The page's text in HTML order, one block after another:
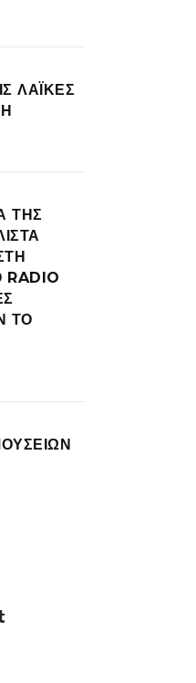
ΛΑΪΚΕΣ
ΤΗΣ
ΤΟ